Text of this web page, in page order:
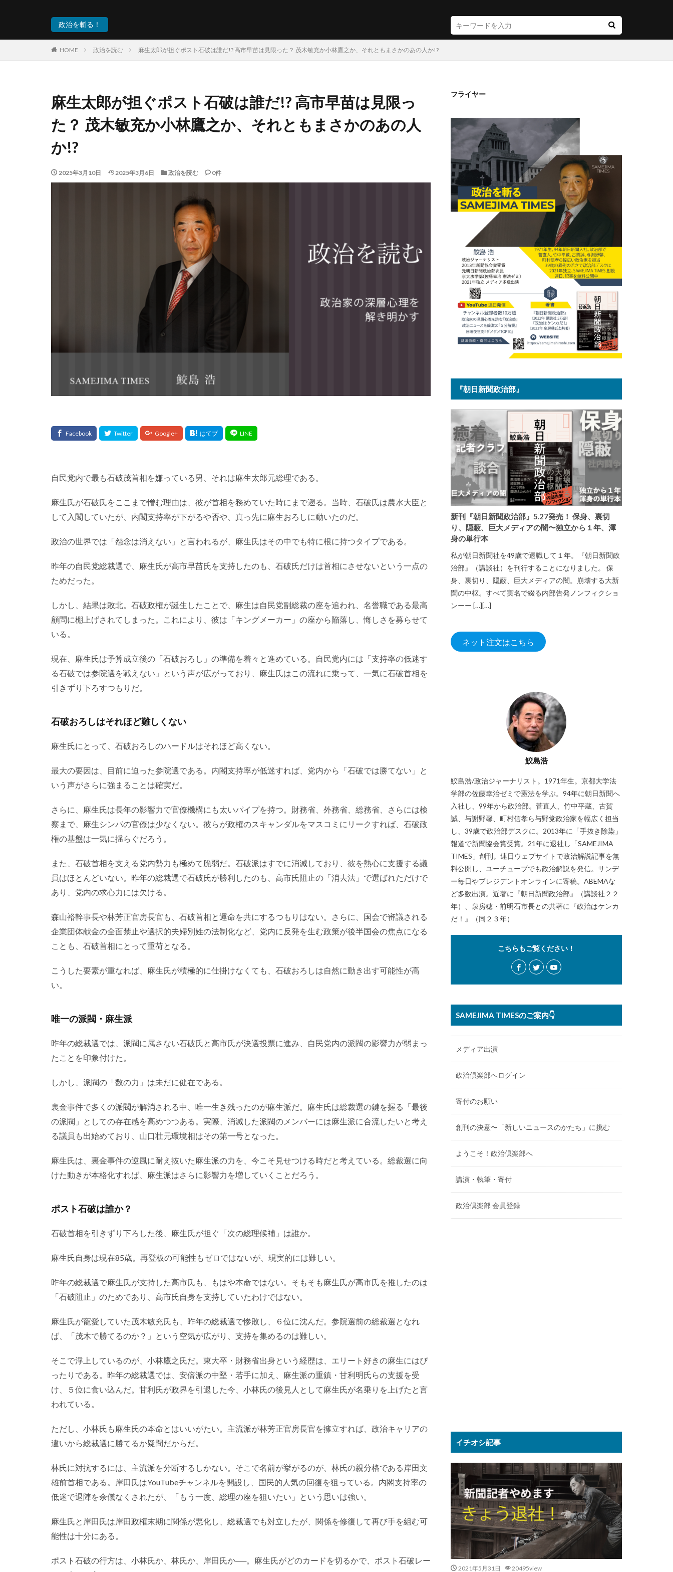
政治を斬る！
HOME 政治を読む 麻生太郎が担ぐポスト石破は誰だ!? 高市早苗は見限った？ 茂木敏充か小林鷹之か、それともまさかのあの人か!?
麻生太郎が担ぐポスト石破は誰だ!? 高市早苗は見限っ
た？ 茂木敏充か小林鷹之か、それともまさかのあの人
か!?
2025年3月10日 2025年3月6日 政治を読む 0件
自民党内で最も石破茂首相を嫌っている男、それは麻生太郎元総理である。
麻生氏が石破氏をここまで憎む理由は、彼が首相を務めていた時にまで遡る。当時、石破氏は農水大臣と
して入閣していたが、内閣支持率が下がるや否や、真っ先に麻生おろしに動いたのだ。
政治の世界では「怨念は消えない」と言われるが、麻生氏はその中でも特に根に持つタイプである。
昨年の自民党総裁選で、麻生氏が高市早苗氏を支持したのも、石破氏だけは首相にさせないという一点の
ためだった。
しかし、結果は敗北。石破政権が誕生したことで、麻生は自民党副総裁の座を追われ、名誉職である最高
顧問に棚上げされてしまった。これにより、彼は「キングメーカー」の座から陥落し、悔しさを募らせて
いる。
現在、麻生氏は予算成立後の「石破おろし」の準備を着々と進めている。自民党内には「支持率の低迷す
る石破では参院選を戦えない」という声が広がっており、麻生氏はこの流れに乗って、一気に石破首相を
引きずり下ろすつもりだ。
石破おろしはそれほど難しくない
麻生氏にとって、石破おろしのハードルはそれほど高くない。
最大の要因は、目前に迫った参院選である。内閣支持率が低迷すれば、党内から「石破では勝てない」と
いう声がさらに強まることは確実だ。
さらに、麻生氏は長年の影響力で官僚機構にも太いパイプを持つ。財務省、外務省、総務省、さらには検
察まで、麻生シンパの官僚は少なくない。彼らが政権のスキャンダルをマスコミにリークすれば、石破政
権の基盤は一気に揺らぐだろう。
また、石破首相を支える党内勢力も極めて脆弱だ。石破派はすでに消滅しており、彼を熱心に支援する議
員はほとんどいない。昨年の総裁選で石破氏が勝利したのも、高市氏阻止の「消去法」で選ばれただけで
あり、党内の求心力には欠ける。
森山裕幹事長や林芳正官房長官も、石破首相と運命を共にするつもりはない。さらに、国会で審議される
企業団体献金の全面禁止や選択的夫婦別姓の法制化など、党内に反発を生む政策が後半国会の焦点になる
ことも、石破首相にとって重荷となる。
こうした要素が重なれば、麻生氏が積極的に仕掛けなくても、石破おろしは自然に動き出す可能性が高
い。
唯一の派閥・麻生派
昨年の総裁選では、派閥に属さない石破氏と高市氏が決選投票に進み、自民党内の派閥の影響力が弱まっ
たことを印象付けた。
しかし、派閥の「数の力」は未だに健在である。
裏金事件で多くの派閥が解消される中、唯一生き残ったのが麻生派だ。麻生氏は総裁選の鍵を握る「最後
の派閥」としての存在感を高めつつある。実際、消滅した派閥のメンバーには麻生派に合流したいと考え
る議員も出始めており、山口壮元環境相はその第一号となった。
麻生氏は、裏金事件の逆風に耐え抜いた麻生派の力を、今こそ見せつける時だと考えている。総裁選に向
けた動きが本格化すれば、麻生派はさらに影響力を増していくことだろう。
ポスト石破は誰か？
石破首相を引きずり下ろした後、麻生氏が担ぐ「次の総理候補」は誰か。
麻生氏自身は現在85歳。再登板の可能性もゼロではないが、現実的には難しい。
昨年の総裁選で麻生氏が支持した高市氏も、もはや本命ではない。そもそも麻生氏が高市氏を推したのは
「石破阻止」のためであり、高市氏自身を支持していたわけではない。
麻生氏が寵愛していた茂木敏充氏も、昨年の総裁選で惨敗し、６位に沈んだ。参院選前の総裁選となれ
ば、「茂木で勝てるのか？」という空気が広がり、支持を集めるのは難しい。
そこで浮上しているのが、小林鷹之氏だ。東大卒・財務省出身という経歴は、エリート好きの麻生にはぴ
ったりである。昨年の総裁選では、安倍派の中堅・若手に加え、麻生派の重鎮・甘利明氏らの支援を受
け、５位に食い込んだ。甘利氏が政界を引退した今、小林氏の後見人として麻生氏が名乗りを上げたと言
われている。
ただし、小林氏も麻生氏の本命とはいいがたい。主流派が林芳正官房長官を擁立すれば、政治キャリアの
違いから総裁選に勝てるか疑問だからだ。
林氏に対抗するには、主流派を分断するしかない。そこで名前が挙がるのが、林氏の親分格である岸田文
雄前首相である。岸田氏はYouTubeチャンネルを開設し、国民的人気の回復を狙っている。内閣支持率の
低迷で退陣を余儀なくされたが、「もう一度、総理の座を狙いたい」という思いは強い。
麻生氏と岸田氏は岸田政権末期に関係が悪化し、総裁選でも対立したが、関係を修復して再び手を組む可
能性は十分にある。
ポスト石破の行方は、小林氏か、林氏か、岸田氏か──。麻生氏がどのカードを切るかで、ポスト石破レー
フライヤー
『朝日新聞政治部』
新刊『朝日新聞政治部』5.27発売！ 保身、裏切
り、隠蔽、巨大メディアの闇〜独立から１年、渾
身の単行本
私が朝日新聞社を49歳で退職して１年。『朝日新聞政
治部』（講談社）を刊行することになりました。 保
身、裏切り、隠蔽、巨大メディアの闇。崩壊する大新
聞の中枢。すべて実名で綴る内部告発ノンフィクショ
ンーー […][…]
ネット注文はこちら
鮫島浩
鮫島浩/政治ジャーナリスト。1971年生。京都大学法
学部の佐藤幸治ゼミで憲法を学ぶ。94年に朝日新聞へ
入社し、99年から政治部。菅直人、竹中平蔵、古賀
誠、与謝野馨、町村信孝ら与野党政治家を幅広く担当
し、39歳で政治部デスクに。2013年に「手抜き除染」
報道で新聞協会賞受賞。21年に退社し「SAMEJIMA
TIMES」創刊。連日ウェブサイトで政治解説記事を無
料公開し、ユーチューブでも政治解説を発信。サンデ
ー毎日やプレジデントオンラインに寄稿。ABEMAな
ど多数出演。近著に『朝日新聞政治部』（講談社２２
年）、泉房穂・前明石市長との共著に『政治はケンカ
だ！』（同２３年）
こちらもご覧ください！
SAMEJIMA TIMESのご案内👇
メディア出演
政治倶楽部へログイン
寄付のお願い
創刊の決意〜「新しいニュースのかたち」に挑む
ようこそ！政治倶楽部へ
講演・執筆・寄付
政治倶楽部 会員登録
イチオシ記事
2021年5月31日 20495view